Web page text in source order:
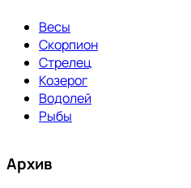
Весы
Скорпион
Стрелец
Козерог
Водолей
Рыбы
Архив